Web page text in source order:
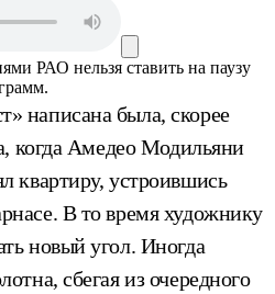
РАО нельзя ставить на паузу
написана была, скорее
когда Амедео Модильяни
квартиру, устроившись
В то время художнику
новый угол. Иногда
сбегая из очередного